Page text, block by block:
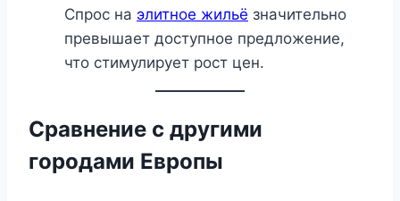
Спрос на элитное жильё значительно
превышает доступное предложение,
что стимулирует рост цен.
Сравнение с другими
городами Европы